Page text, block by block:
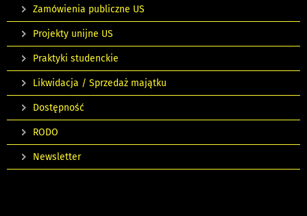
Zamówienia publiczne US
Projekty unijne US
Praktyki studenckie
Likwidacja / Sprzedaż majątku
Dostępność
RODO
Newsletter